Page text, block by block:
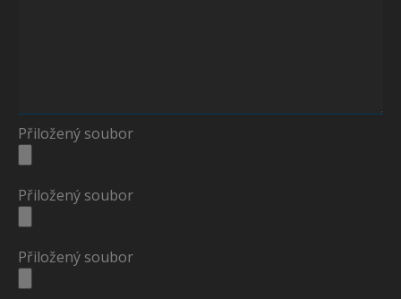
Přiložený soubor
Přiložený soubor
Přiložený soubor